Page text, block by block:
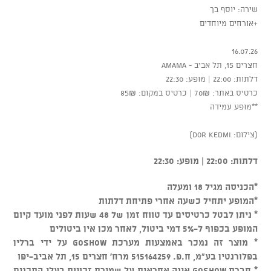
שירה: יוסף בך
+אורחים מיוחדים
16.07.26
חצרים 15, תל אביב - AMAMA
דלתות: 22:00 | מופע: 22:30
כרטיס באתר: 70₪ | כרטיס במקום: 85₪
**מופע עמידה
(צילום: Dor Kedmi)
דלתות: 22:00 | מופע: 22:30
*הכניסה מגיל 18 ומעלה
*המופע יתחיל כשעה אחרי פתיחת דלתות
* ניתן לבטל כרטיסים עד טווח זמן של 48 שעות לפני מועד קיום
המופע בכפוף ל-5% דמי ביטול, לאחר מכן אין ביטולים
* מוצר זה נמכר באמצעות מערכת GOSHOW על ידי ברלין
בפלורנטין בע"מ, ח.פ. 515164259 מרח' חצרים 15, תל אביב-יפו